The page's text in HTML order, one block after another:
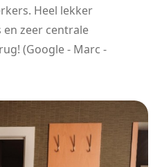
Heel lekker
zeer centrale
(Google - Marc -